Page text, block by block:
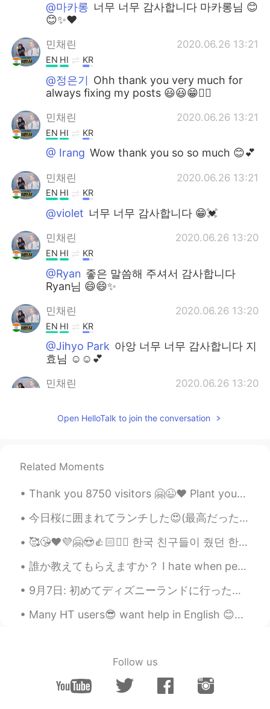
@마카롱 너무 너무 감사합니다 마카롱님 😊
😊✨♥️
민채린 2020.06.26 13:21
EN HI KR
@정은기 Ohh thank you very much for
always fixing my posts 😃😃😁👍🏽
민채린 2020.06.26 13:21
EN HI KR
@ Irang Wow thank you so so much 😊💕
민채린 2020.06.26 13:21
EN HI KR
@violet 너무 너무 감사합니다 😁💓
민채린 2020.06.26 13:20
EN HI KR
@Ryan 좋은 말씀해 주셔서 감사합니다
Ryan님 😄😄✨
민채린 2020.06.26 13:20
EN HI KR
@Jihyo Park 아앙 너무 너무 감사합니다 지
효님 ☺️☺️💕
민채린 2020.06.26 13:20
@avocado🥑아아앙 ㅠㅠ 너무 너무 감사합
KR EN
너무 잘 그리셨어요~
정은기 2020.06.24 12:45
wheneverIwant to.
• I should do whatever I want to do. It
do e sn 't matter whe n. 이 뜻에 더 가깝
KR EN
Open HelloTalk to join the conversation
Related Moments
Thank you 8750 visitors 🤗😉❤️ Plant your likes 👍🏻Make a mark Leave your trace Light or dark...😘💞💜...
今日桜に囲まれてランチした😍(最高だった) 10分で食べて、20分たくさん桜と自撮り撮ったw そして、今日気づいたのは、私桜🌸が本当に好き😱❤ 滅多に出かけたくない私でも、今日、昼間に会社の近...
🥰😘❤️💜🤗😍👍🏻✌🏻 한국 친구들이 줬던 한국 친구들을 만나서 너무 고마워요 내일은 내 b 날입니다. 그들은 뭔가를 계획하고 있지만 올해 생일을 축하 할 수 없습니다. s...
誰か教えてもらえますか？ I hate when people message me first and then don't talk...and just read my messages ...
9月7日: 初めてディズニーランドに行った！☺️ めっちゃ楽しかった！❤️❤️ 来週の９月12日に誕生日なのに、同僚からもらったシールを今日貼ってたから、ずっと朝9時から22時までに「お誕生日...
Many HT users😎 want help in English 😊✌🏻👍🏻 please read ,record , post English is treated as a l...
Follow us